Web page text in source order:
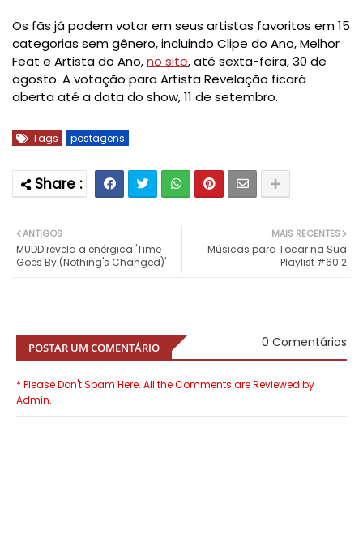
Os fãs já podem votar em seus artistas favoritos em 15
categorias sem gênero, incluindo Clipe do Ano, Melhor
Feat e Artista do Ano,no site, até sexta-feira, 30 de
agosto. A votação para Artista Revelação ficará
aberta até a data do show, 11 de setembro.
Tags postagens
MAIS RECENTES
Músicas para Tocar na Sua
Playlist #60.2
ANTIGOS
MUDD revela a enérgica 'Time
Goes By (Nothing's Changed)'
POSTAR UM COMENTÁRIO 0 Comentários
* Please Don't Spam Here. All the Comments are Reviewed by
Admin.